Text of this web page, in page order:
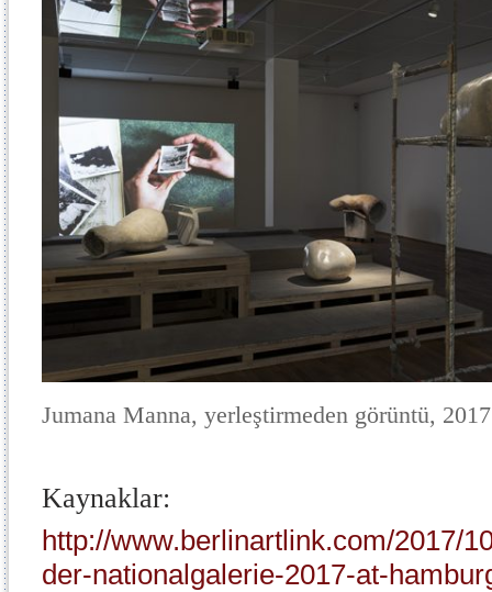
Jumana Manna, yerleştirmeden görüntü,
Kaynaklar:
http://www.berlinartlink.com/2017/
der-nationalgalerie-2017-at-